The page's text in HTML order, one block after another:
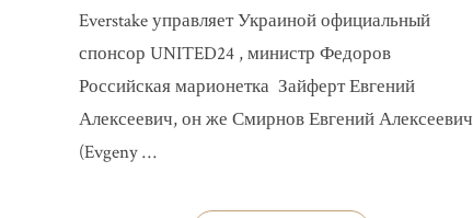
Everstake управляет Украиной официальный
спонсор UNITED24 , министр Федоров
Российская марионетка Зайферт Евгений
Алексеевич, он же Смирнов Евгений Алексеевич
(Evgeny …